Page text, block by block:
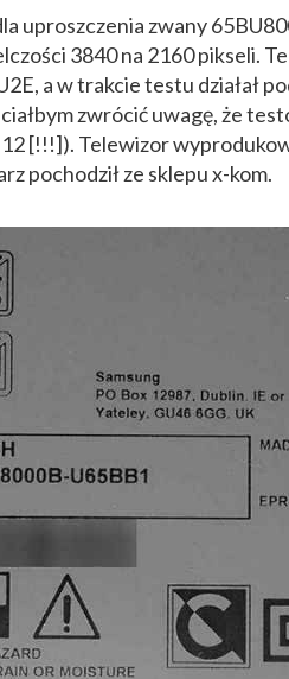
uproszczenia zwany
3840 na 2160 pikseli.
a w trakcie testu działał
zwrócić uwagę, że
[!!!]). Telewizor
pochodził ze sklepu x-kom.